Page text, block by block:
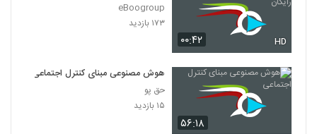
۰۰:۴۲ HD
eBoogroup
۱۷۳ بازدید
۵۶:۱۸
هوش مصنوعی مبنای کنترل‌ اجتماعی
حق پو
۱۵ بازدید